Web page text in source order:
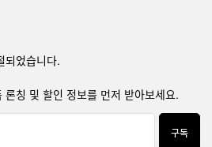
되었습니다.
칭 및 할인 정보를 먼저 받아보세요.
구독